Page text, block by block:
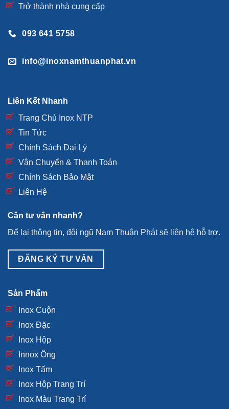
Trở thành nhà cung cấp
093 641 5758
info@inoxnamthuanphat.vn
Liên Kết Nhanh
Trang Chủ Inox NTP
Tin Tức
Chính Sách Đại Lý
Vận Chuyển & Thanh Toán
Chính Sách Bảo Mật
Liên Hệ
Cần tư vấn nhanh?
Để lại thông tin, đội ngũ Nam Thuận Phát sẽ liên hệ hỗ trợ.
ĐĂNG KÝ TƯ VẤN
Sản Phẩm
Inox Cuộn
Inox Đặc
Inox Hộp
Innox Ống
Inox Tấm
Inox Hộp Trang Trí
Inox Màu Trang Trí